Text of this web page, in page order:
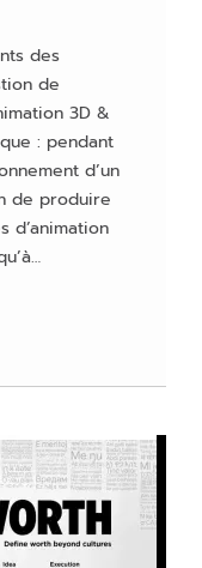
des
de
3D &
: pendant
d’un
de produire
d’animation